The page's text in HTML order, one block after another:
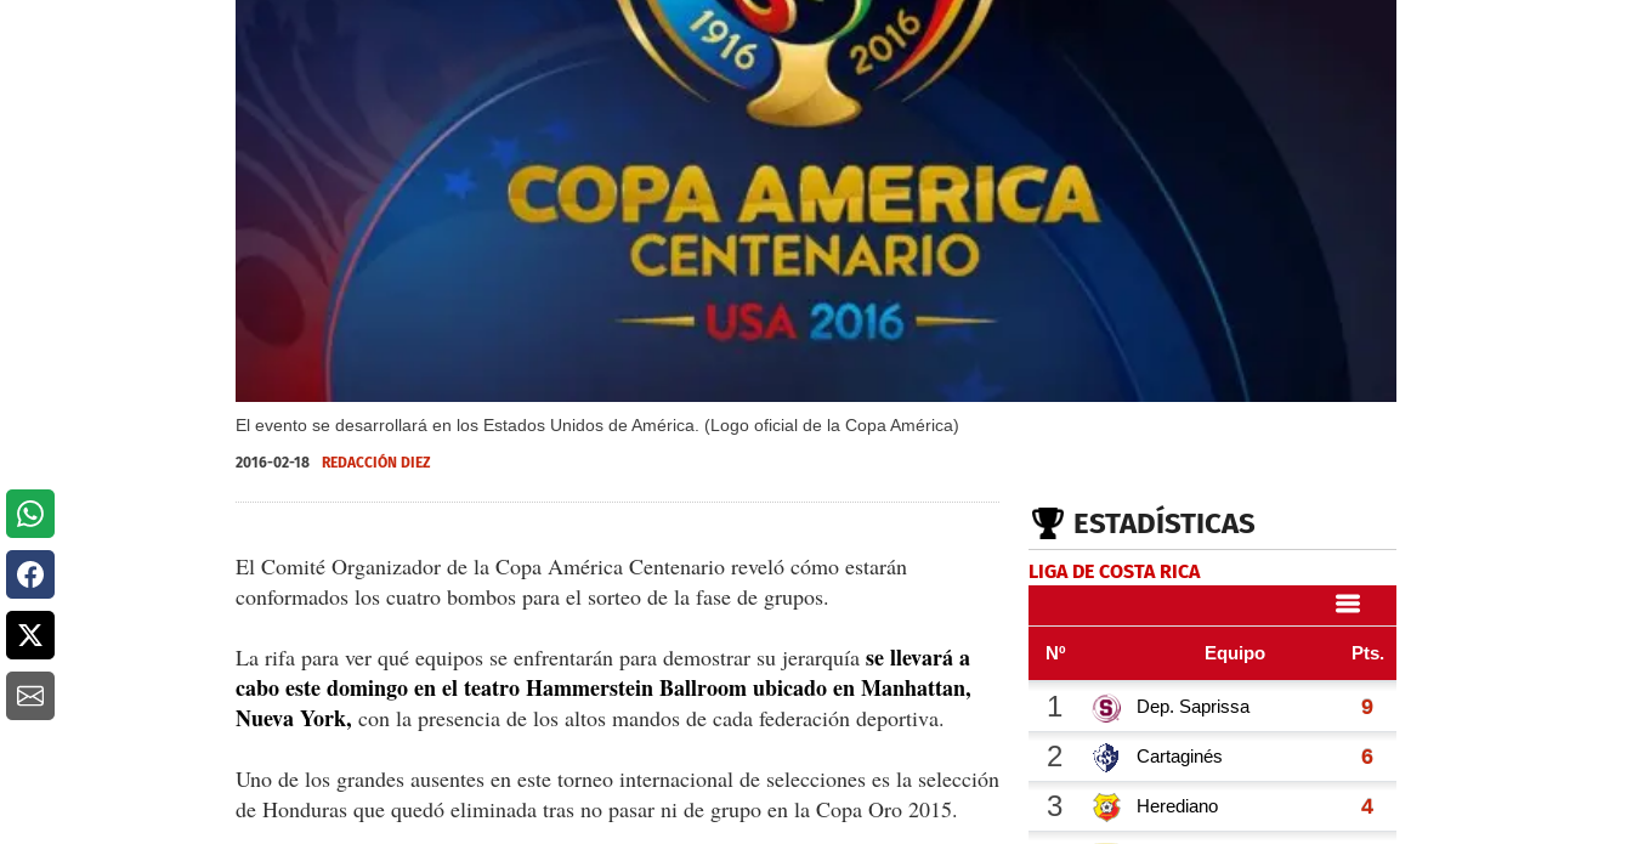
El evento se desarrollará en los Estados Unidos de América. (Logo oficial de la Copa América)
2016-02-18 REDACCIÓN DIEZ
El Comité Organizador de la Copa América Centenario reveló cómo estarán
conformados los cuatro bombos para el sorteo de la fase de grupos.
La rifa para ver qué equipos se enfrentarán para demostrar su jerarquía se llevará a
cabo este domingo en el teatro Hammerstein Ballroom ubicado en Manhattan,
Nueva York, con la presencia de los altos mandos de cada federación deportiva.
Uno de los grandes ausentes en este torneo internacional de selecciones es la selección
de Honduras que quedó eliminada tras no pasar ni de grupo en la Copa Oro 2015.
ESTADÍSTICAS
LIGA DE COSTA RICA